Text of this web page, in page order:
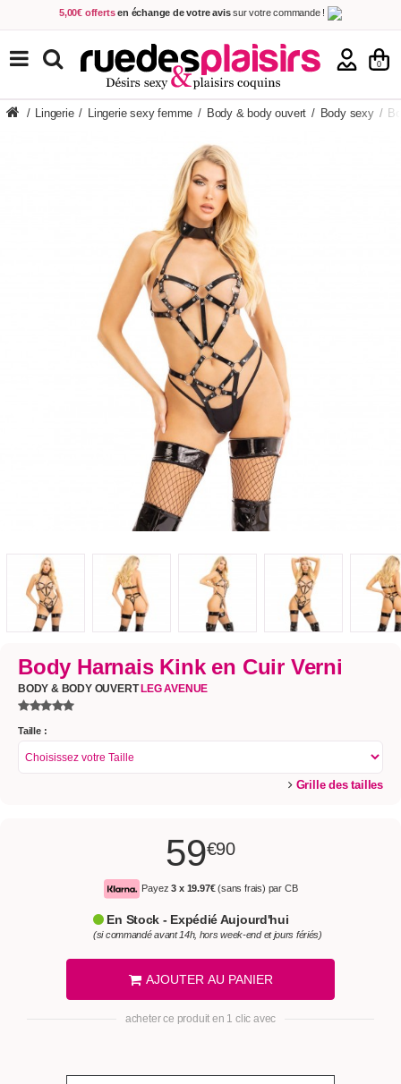
5,00€ offerts en échange de votre avissur votre commande !
Achetez aujourd'hui. Décidez quand payer !
Livraison en 48h
au prix de 2,90 € ! (Offerte dès 69,00€ d'achat)
0
TOUS NOS PRODUITS
/ Lingerie / Lingerie sexy femme / Body & body ouvert / Body sexy /
Body Harnais Kink en Cuir Verni
BODY & BODY OUVERT LEG AVENUE
Taille :
Grille des tailles
59€90
Payez3 x 19.97€(sans frais) par CB
En Stock - Expédié Aujourd'hui
(si commandé avant 14h, hors week-end et jours fériés)
AJOUTER AU PANIER
acheter ce produit en 1 clic avec